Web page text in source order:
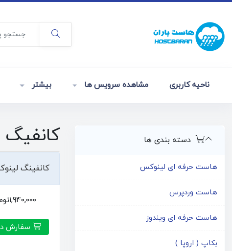
ناحیه کاربری مشاهده سرویس ها بیشتر
دسته بندی ها
هاست حرفه ای لینوکس
هاست وردپرس
هاست حرفه ای ویندوز
بکاپ ( اروپا )
کانفینگ
1,940,000تومان
سفارش